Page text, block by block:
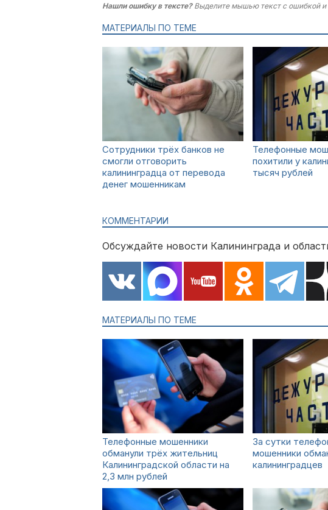
Нашли ошибку в тексте?Выделите мышью текст с ошибкой
МАТЕРИАЛЫ ПО ТЕМЕ
Сотрудники трёх банков не
смогли отговорить
калининградца от перевода
денег мошенникам
Телефонные
похитили у
тысяч рублей
КОММЕНТАРИИ
Обсуждайте новости Калининграда и
МАТЕРИАЛЫ ПО ТЕМЕ
Телефонные мошенники
обманули трёх жительниц
Калининградской области на
2,3 млн рублей
За сутки
мошенники
калининградцев